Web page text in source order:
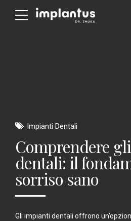
Impianti Dentali
Comprendere
dentali: il
sorriso sano
Gli impianti dentali offrono